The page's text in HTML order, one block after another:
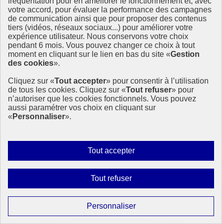
votre accord, pour évaluer la performance des campagnes
de communication ainsi que pour proposer des contenus
tiers (vidéos, réseaux sociaux...) pour améliorer votre
expérience utilisateur. Nous conservons votre choix
pendant 6 mois. Vous pouvez changer ce choix à tout
moment en cliquant sur le lien en bas du site «Gestion
des cookies».
Cliquez sur «Tout accepter» pour consentir à l’utilisation
de tous les cookies. Cliquez sur «Tout refuser» pour
n’autoriser que les cookies fonctionnels. Vous pouvez
aussi paramétrer vos choix en cliquant sur
« Personnaliser».
Tout accepterAutoriser
tous
Tout refuserInterdire
tous
PersonnaliserParamétrer
les
Le Forum international des Maires
Retour sur le Forum international des Maires du 6 octobre
Alors que la population des villes devrait représenter les deux tiers
de la population mondiale d’ici à 2050, l’urbanisation rapide
constitue à l’évidence un enjeu essentiel.
9 novembre 2020 - À l’International